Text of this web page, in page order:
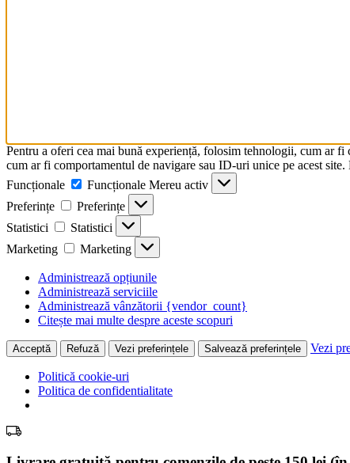
Pentru a oferi cea mai bună experiență, folosim tehnologii, cum ar
cum ar fi comportamentul de navigare sau ID-uri unice pe acest
Funcționale
Funcționale Mereu activ
Preferințe
Preferințe
Statistici
Statistici
Marketing
Marketing
Administrează opțiunile
Administrează serviciile
Administrează vânzătorii {vendor_count}
Citește mai multe despre aceste scopuri
Acceptă Refuză Vezi preferințele Salvează preferințele Vezi
Politică cookie-uri
Politica de confidentialitate